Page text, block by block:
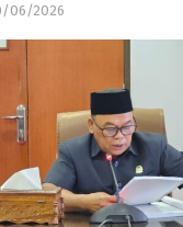
06/2026